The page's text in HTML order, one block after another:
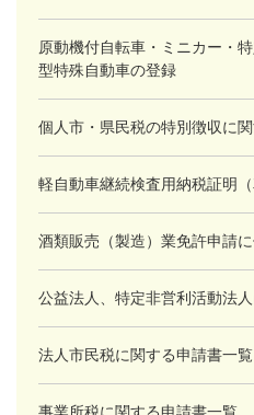
原動機付自転車・ミニカー・
型特殊自動車の登録
個人市・県民税の特別徴収に
軽自動車継続検査用納税証明（
酒類販売（製造）業免許申請
公益法人、特定非営利活動法
法人市民税に関する申請書一覧